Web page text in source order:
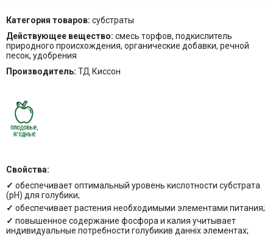
Категория товаров: субстраты
Действующее вещество: смесь торфов, подкислитель
природного происхождения, органические добавки, речной
песок, удобрения
Производитель: ТД Киссон
Свойства:
обеспечивает оптимальный уровень кислотности субстрата
(pH) для голубики;
обеспечивает растения необходимыми элементами питания;
повышенное содержание фосфора и калия учитывает
индивидуальные потребности голубикив данніх элементах;